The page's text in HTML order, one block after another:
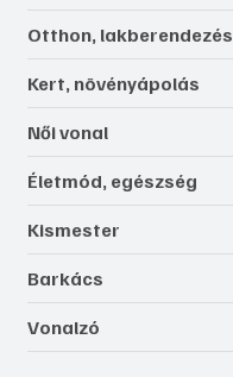
Otthon, lakberendezés
Kert, növényápolás
Női vonal
Életmód, egészség
Kismester
Barkács
Vonalzó